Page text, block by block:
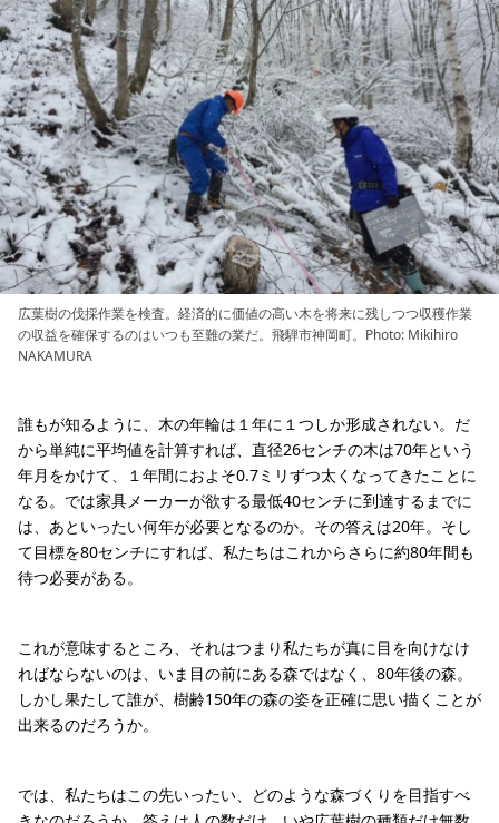
広葉樹の伐採作業を検査。経済的に価値の高い木を将来に残しつつ収穫作業
の収益を確保するのはいつも至難の業だ。飛騨市神岡町。Photo: Mikihiro
NAKAMURA
誰もが知るように、木の年輪は１年に１つしか形成されない。だ
から単純に平均値を計算すれば、直径26センチの木は70年という
年月をかけて、１年間におよそ0.7ミリずつ太くなってきたことに
なる。では家具メーカーが欲する最低40センチに到達するまでに
は、あといったい何年が必要となるのか。その答えは20年。そし
て目標を80センチにすれば、私たちはこれからさらに約80年間も
待つ必要がある。
これが意味するところ、それはつまり私たちが真に目を向けなけ
ればならないのは、いま目の前にある森ではなく、80年後の森。
しかし果たして誰が、樹齢150年の森の姿を正確に思い描くことが
出来るのだろうか。
では、私たちはこの先いったい、どのような森づくりを目指すべ